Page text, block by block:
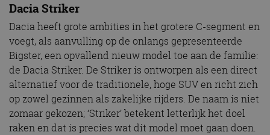
MotorRAI.nl
Dacia Striker
Dacia heeft grote ambities in het grotere C-segment en
voegt, als aanvulling op de onlangs gepresenteerde
Bigster, een opvallend nieuw model toe aan de familie:
de Dacia Striker. De Striker is ontworpen als een direct
alternatief voor de traditionele, hoge SUV en richt zich
op zowel gezinnen als zakelijke rijders. De naam is niet
zomaar gekozen; ‘Striker’ betekent letterlijk het doel
raken en dat is precies wat dit model moet gaan doen.